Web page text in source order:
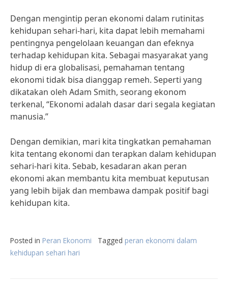
Dengan mengintip peran ekonomi dalam rutinitas
kehidupan sehari-hari, kita dapat lebih memahami
pentingnya pengelolaan keuangan dan efeknya
terhadap kehidupan kita. Sebagai masyarakat yang
hidup di era globalisasi, pemahaman tentang
ekonomi tidak bisa dianggap remeh. Seperti yang
dikatakan oleh Adam Smith, seorang ekonom
terkenal, “Ekonomi adalah dasar dari segala kegiatan
manusia.”
Dengan demikian, mari kita tingkatkan pemahaman
kita tentang ekonomi dan terapkan dalam kehidupan
sehari-hari kita. Sebab, kesadaran akan peran
ekonomi akan membantu kita membuat keputusan
yang lebih bijak dan membawa dampak positif bagi
kehidupan kita.
Posted in Peran Ekonomi Tagged peran ekonomi dalam
kehidupan sehari hari